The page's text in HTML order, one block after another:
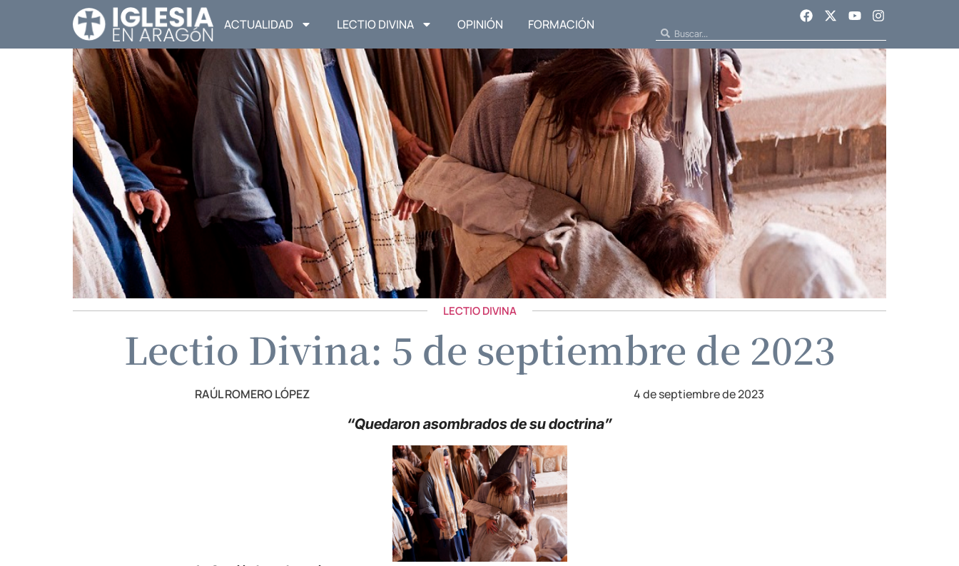
ACTUALIDAD LECTIO DIVINA OPINIÓN FORMACIÓN
LECTIO DIVINA
Lectio Divina: 5 de septiembre de 2023
RAÚL ROMERO LÓPEZ 4 de septiembre de 2023
“Quedaron asombrados de su doctrina”